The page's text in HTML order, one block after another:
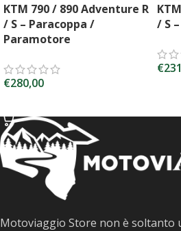
KTM 790 / 890 Adventure R
/ S – Paracoppa /
Paramotore
€280,00
/ S
€
Motoviaggio Store non è soltanto